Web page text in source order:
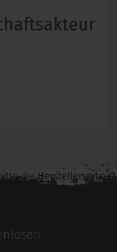
dieHerstellerseite